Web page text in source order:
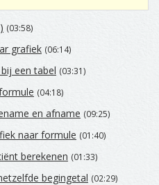
(03:58)
grafiek (06:14)
een tabel (03:31)
(04:18)
en afname (09:25)
naar formule (01:40)
berekenen (01:33)
begingetal (02:29)